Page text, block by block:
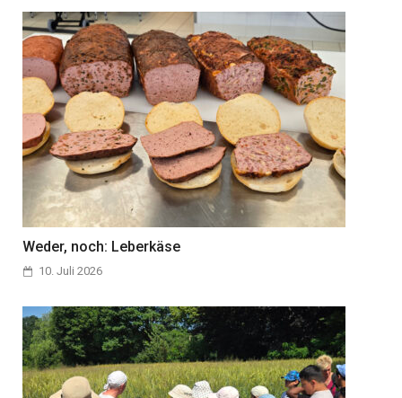
Weder, noch: Leberkäse
10. Juli 2026